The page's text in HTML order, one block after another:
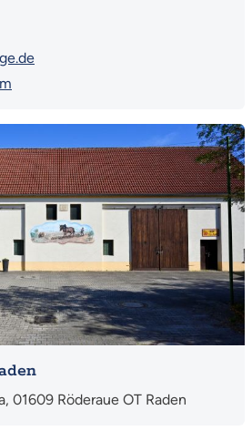
01609 Röderaue OT Raden